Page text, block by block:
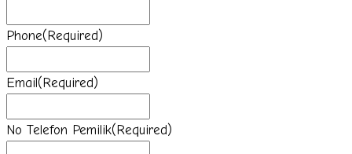
Phone(Required)
Email(Required)
No Telefon Pemilik(Required)